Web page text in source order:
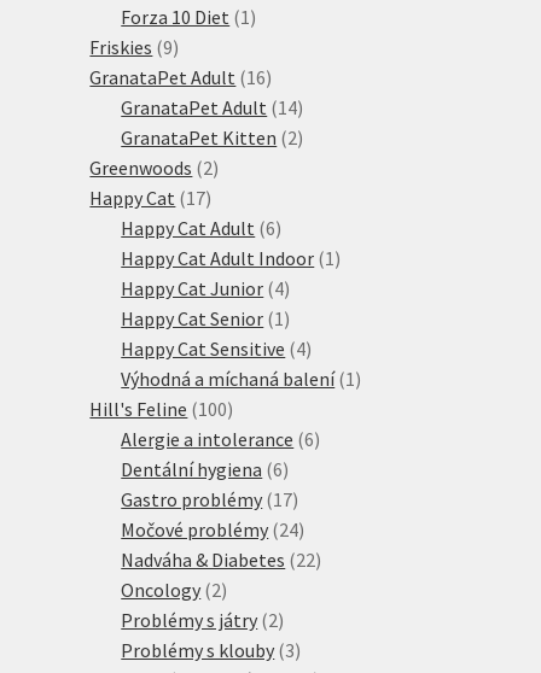
produktů
Forza 10 Diet 1 1
Friskies 99
produktů
GranataPet Adult 1616
produktů
GranataPet Adult 1414
produktů
GranataPet Kitten 22
Greenwoods 22
Happy Cat 1717
produktů
Happy Cat Adult 66
produktů
Happy Cat Adult Indoor 1 1
Happy Cat Junior 44
produkty
Happy Cat Senior 1 1
produkt
Happy Cat Sensitive 44
produkty
Výhodná a míchaná balení 1 1
Hill's Feline 100100
produktů
Alergie a intolerance 66
Dentální hygiena 66
produktů
Gastro problémy 1717
produktů
Močové problémy 2424
produktů
Nadváha & Diabetes 2222
Oncology 22
produkty
Problémy s játry 22
produkty
Problémy s klouby 33